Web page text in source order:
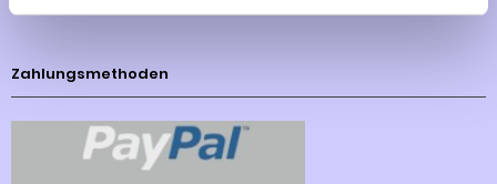
Zahlungsmethoden